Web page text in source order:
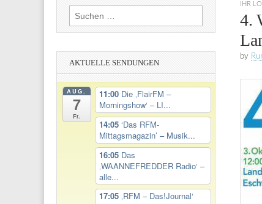
IHR
4.
by
Suchen
nach:
AKTUELLE SENDUNGEN
AUG.
7
Fr.
11:00 Die ‚FlairFM –
Morningshow‘ – LI...
14:05 ‘Das RFM-
Mittagsmagazin’ – Musik...
16:05 Das
‚WAANNEFREDDER Radio‘ –
alle...
17:05 ‚RFM – Das!Journal‘